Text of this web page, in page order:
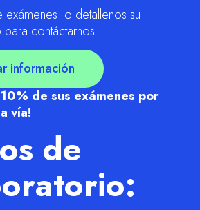
exámenes o detallenos su
contáctarnos.
información
de sus exámenes por
vía!
de